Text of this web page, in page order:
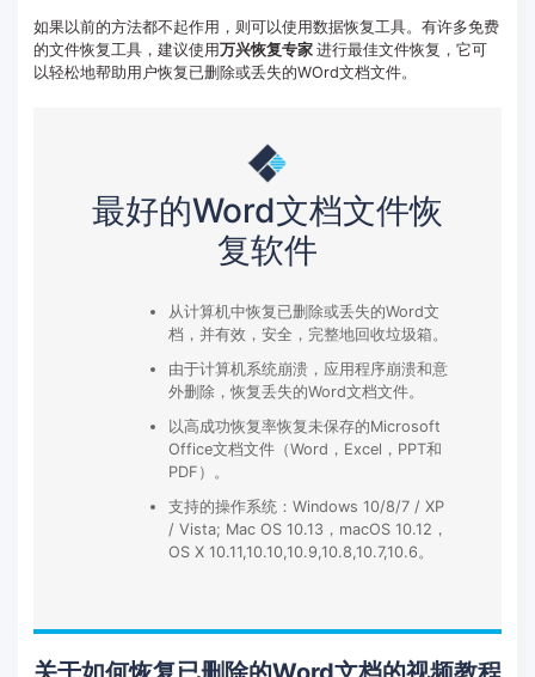
如果以前的方法都不起作用，则可以使用数据恢复工具。有许多免费
的文件恢复工具，建议使用万兴恢复专家 进行最佳文件恢复，它可
以轻松地帮助用户恢复已删除或丢失的WOrd文档文件。
最好的Word文档文件恢
复软件
从计算机中恢复已删除或丢失的Word文
档，并有效，安全，完整地回收垃圾箱。
由于计算机系统崩溃，应用程序崩溃和意
外删除，恢复丢失的Word文档文件。
以高成功恢复率恢复未保存的Microsoft
Office文档文件（Word，Excel，PPT和
PDF）。
支持的操作系统：Windows 10/8/7 / XP
/ Vista; Mac OS 10.13，macOS 10.12，
OS X 10.11,10.10,10.9,10.8,10.7,10.6。